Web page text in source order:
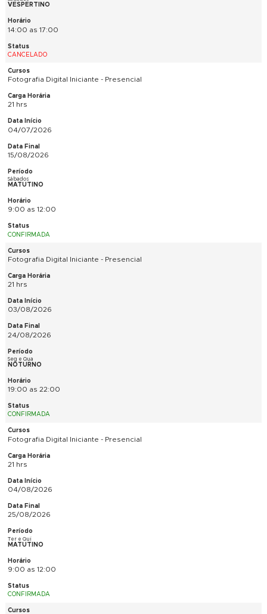
04/07/2026
15/08/2026
Sábados
14:00 as 17:00
CANCELADO
Fotografia Digital Iniciante - Presencial
21 hrs
04/07/2026
15/08/2026
MATUTINO
9:00 as 12:00
CONFIRMADA
Fotografia Digital Iniciante - Presencial
21 hrs
24/08/2026
Seg e Qua
NOTURNO
19:00 as 22:00
CONFIRMADA
Fotografia Digital Iniciante - Presencial